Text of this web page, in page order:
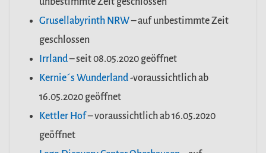
Grusellabyrinth NRW– auf unbestimmte Zeit
geschlossen
Irrland– seit 08.05.2020 geöffnet
Kernie´s Wunderland-voraussichtlich ab
16.05.2020 geöffnet
Kettler Hof– voraussichtlich ab 16.05.2020
geöffnet